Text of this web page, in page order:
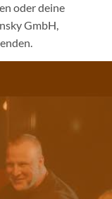
oder deine
GmbH,